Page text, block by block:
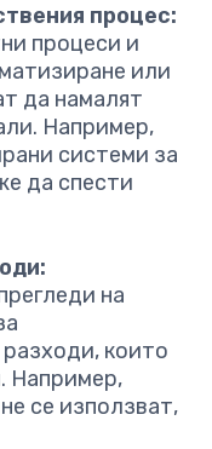
процес:
процеси и
или
да намалят
Например,
системи за
да спести
на
които
Например,
се използват,